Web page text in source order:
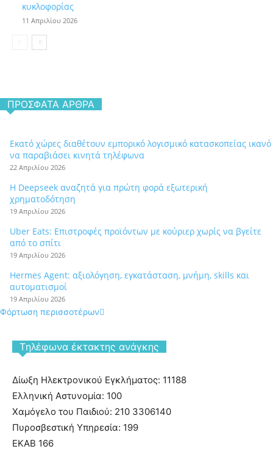
κυκλοφορίας
11 Απριλίου 2026
ΠΡΌΣΦΑΤΑ ΆΡΘΡΑ
Εκατό χώρες διαθέτουν εμπορικό λογισμικό κατασκοπείας ικανό
να παραβιάσει κινητά τηλέφωνα
22 Απριλίου 2026
Η Deepseek αναζητά για πρώτη φορά εξωτερική
χρηματοδότηση
19 Απριλίου 2026
Uber Eats: Επιστροφές προϊόντων με κούριερ χωρίς να βγείτε
από το σπίτι
19 Απριλίου 2026
Hermes Agent: αξιολόγηση, εγκατάσταση, μνήμη, skills και
αυτοματισμοί
19 Απριλίου 2026
Φόρτωση περισσοτέρων
Tηλέφωνα έκτακτης ανάγκης
Δίωξη Ηλεκτρονικού Εγκλήματος: 11188
Ελληνική Αστυνομία: 100
Χαμόγελο του Παιδιού: 210 3306140
Πυροσβεστική Υπηρεσία: 199
ΕΚΑΒ 166